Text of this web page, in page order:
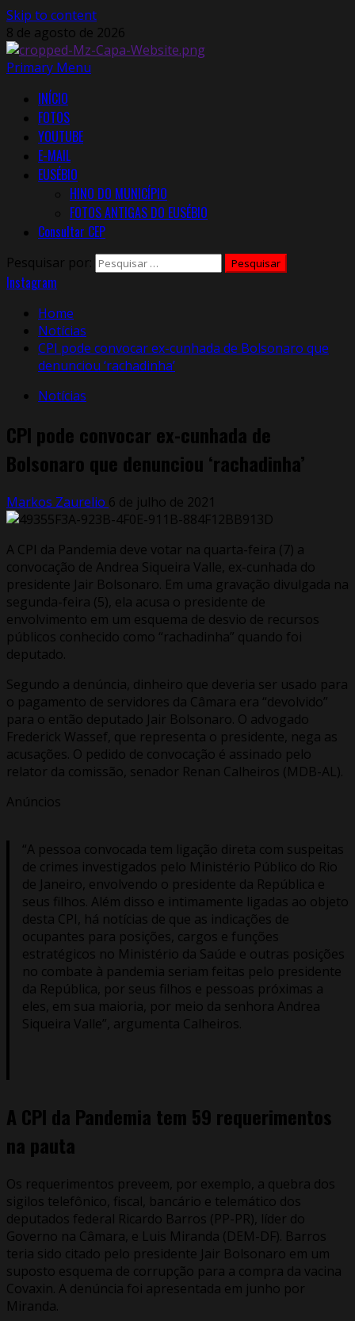
Skip to content
8 de agosto de 2026
Primary Menu
INÍCIO
FOTOS
YOUTUBE
E-MAIL
EUSÉBIO
HINO DO MUNICÍPIO
FOTOS ANTIGAS DO EUSÉBIO
Consultar CEP
Pesquisar por:
Instagram
Home
Notícias
CPI pode convocar ex-cunhada de Bolsonaro que
denunciou ‘rachadinha’
Notícias
CPI pode convocar ex-cunhada de
Bolsonaro que denunciou ‘rachadinha’
Markos Zaurelio 6 de julho de 2021
A CPI da Pandemia deve votar na quarta-feira (7) a
convocação de Andrea Siqueira Valle, ex-cunhada do
presidente Jair Bolsonaro. Em uma gravação divulgada na
segunda-feira (5), ela acusa o presidente de
envolvimento em um esquema de desvio de recursos
públicos conhecido como “rachadinha” quando foi
deputado.
Segundo a denúncia, dinheiro que deveria ser usado para
o pagamento de servidores da Câmara era “devolvido”
para o então deputado Jair Bolsonaro. O advogado
Frederick Wassef, que representa o presidente, nega as
acusações. O pedido de convocação é assinado pelo
relator da comissão, senador Renan Calheiros (MDB-AL).
Anúncios
“A pessoa convocada tem ligação direta com suspeitas
de crimes investigados pelo Ministério Público do Rio
de Janeiro, envolvendo o presidente da República e
seus filhos. Além disso e intimamente ligadas ao objeto
desta CPI, há notícias de que as indicações de
ocupantes para posições, cargos e funções
estratégicos no Ministério da Saúde e outras posições
no combate à pandemia seriam feitas pelo presidente
da República, por seus filhos e pessoas próximas a
eles, em sua maioria, por meio da senhora Andrea
Siqueira Valle”, argumenta Calheiros.
A CPI da Pandemia tem 59 requerimentos
na pauta
Os requerimentos preveem, por exemplo, a quebra dos
sigilos telefônico, fiscal, bancário e telemático dos
deputados federal Ricardo Barros (PP-PR), líder do
Governo na Câmara, e Luis Miranda (DEM-DF). Barros
teria sido citado pelo presidente Jair Bolsonaro em um
suposto esquema de corrupção para a compra da vacina
Covaxin. A denúncia foi apresentada em junho por
Miranda.